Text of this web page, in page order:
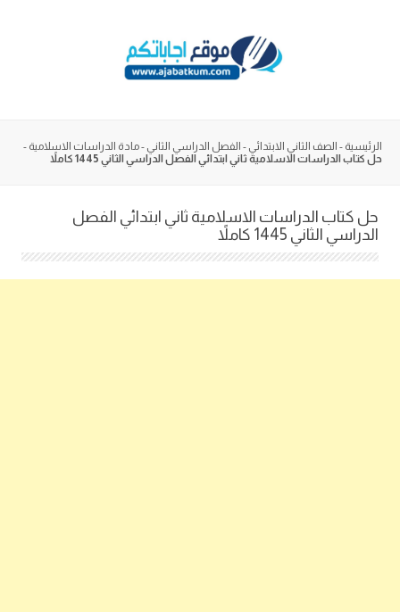
الرئيسية - الصف الثاني الابتدائي - الفصل الدراسي الثاني -مادة الدراسات الاسلامية -
حل كتاب الدراسات الاسلامية ثاني ابتدائي الفصل الدراسي الثاني 1445 كاملاً
حل كتاب الدراسات الاسلامية ثاني ابتدائي الفصل
الدراسي الثاني 1445 كاملاً